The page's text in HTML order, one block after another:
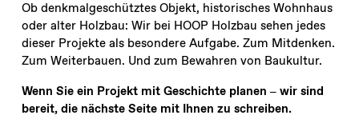
Ob denkmalgeschütztes Objekt, historisches Wohnhaus
oder alter Holzbau: Wir bei HOOP Holzbau sehen jedes
dieser Projekte als besondere Aufgabe. Zum Mitdenken.
Zum Weiterbauen. Und zum Bewahren von Baukultur.
Wenn Sie ein Projekt mit Geschichte planen – wir sind
bereit, die nächste Seite mit Ihnen zu schreiben.